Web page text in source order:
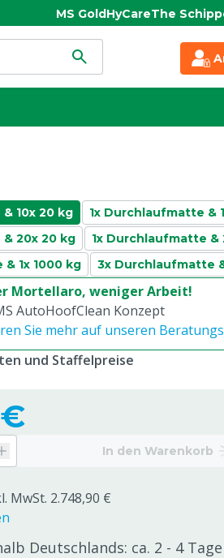
MS GoldHyCareThe
10x 20 kg
1x Durchlaufmatte &
20x 20 kg
1x Durchlaufmatte &
1x 1000 kg
3x Durchlaufmatte
Mortellaro, weniger Arbeit!
AutoHoofClean Konzept
Sie mehr auf unseren
€
In den Warenkorb
MwSt. 2.748,90 €
Deutschlands: ca. 2 - 4 Tage
und Staffelpreise